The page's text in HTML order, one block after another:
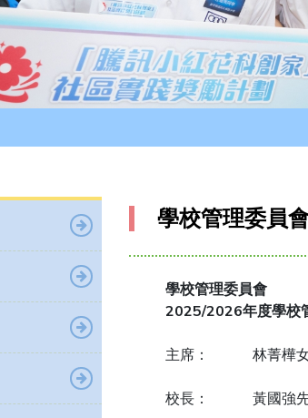
學校管理委員
學校管理委員會
2025/2026年度學校
主席： 林菁樺女士
校長： 黃國強